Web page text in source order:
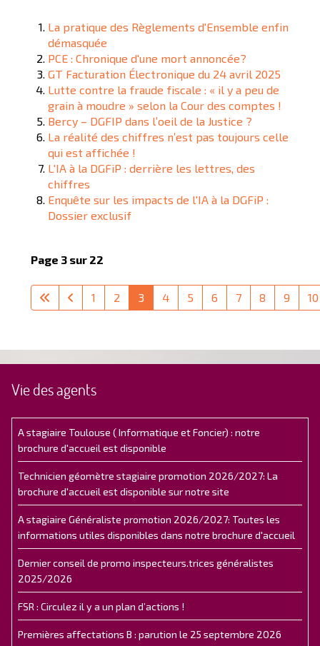
La pratique des Règlements d'Ensemble enfin
démasquée
PCE : Chronique d'une mort annoncée?
GT Facturation Électronique du 24 avril 2025
Lutte contre la fraude fiscale : « il y a peu de
grain à moudre » selon la Cour des comptes !
Bercy – DGFIP dans l’oeil de la Justice ?
La réalité des chiffres n’est pas toujours celle
qui est affichée !
L'IA à la DGFiP : derrière les lettres, des
chiffres
Enquête sur les impacts de l'IA à la DGFiP :
Dossier exclusif
Page 3 sur 22
1 2 3 4 5 6 7 8 9 10
Vie des agents
A stagiaire Toulouse ( Informatique et Foncier) : notre
brochure d'accueil est disponible
Technicien géomètre stagiaire promotion 2026/2027: La
brochure d'accueil est disponible sur notre site
A stagiaire Généraliste promotion 2026/2027: Toutes les
informations utiles disponibles dans notre brochure d'accueil
Dernier conseil de promo inspecteurs.trices généralistes
2025/2026
FSR : Circulez il y a un plan d’actions !
Premières affectations B : parution le 25 septembre 2026